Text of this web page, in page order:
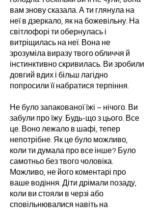
вам знову сказала. А ти глянула на
неї в дзеркало, як на божевільну. На
світлофорі ти обернулась і
витріщилась на неї. Вона не
зрозуміла виразу твого обличчя й
інстинктивно скривилась. Ви зробили
довгий вдих і більш лагідно
попросили її набратися терпіння.
Не було запакованої їжі – нічого. Ви
забули про їжу. Будь-що з цього. Все
це. Воно лежало в шафі, тепер
непотрібне. Як це було можливо,
коли ти думала про все інше? Було
самотньо без твого чоловіка.
Можливо, не його коментарі про
ваше водіння. Діти дрімали позаду,
коли ви стояли в черзі або
сповільнювалися навіть на